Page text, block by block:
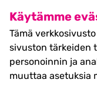
Käytämme
Tämä
sivuston tärkeiden
personoinnin ja
muuttaa asetuksia
SHIFT
myynnissä